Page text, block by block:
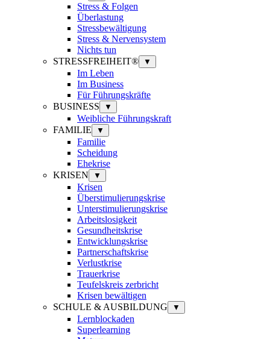
Stress & Folgen
Überlastung
Stressbewältigung
Stress & Nervensystem
Nichts tun
STRESSFREIHEIT®
▼
Im Leben
Im Business
Für Führungskräfte
BUSINESS
▼
Weibliche Führungskraft
FAMILIE
▼
Familie
Scheidung
Ehekrise
KRISEN
▼
Krisen
Überstimulierungskrise
Unterstimulierungskrise
Arbeitslosigkeit
Gesundheitskrise
Entwicklungskrise
Partnerschaftskrise
Verlustkrise
Trauerkrise
Teufelskreis zerbricht
Krisen bewältigen
SCHULE & AUSBILDUNG
▼
Lernblockaden
Superlearning